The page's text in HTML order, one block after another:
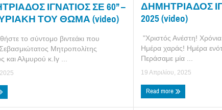
ΙΓΝΑΤΙΟΣ ΣΕ 60’’ –
ΤΟΥ ΘΩΜΑ (video)
το σύντομο βιντεάκι που
Μητροπολίτης
και Αλμυρού κ.Ιγ ...
ΔΗΜΗΤΡΙΑΔΟΣ
2025 (video)
"Χριστός Ανέστη!
Ημέρα χαράς! Ημέρα
Περάσαμε μία ...
19 Απριλίου, 2025
Read more